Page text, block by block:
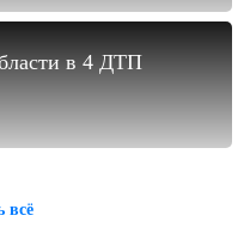
в 4 ДТП
всё